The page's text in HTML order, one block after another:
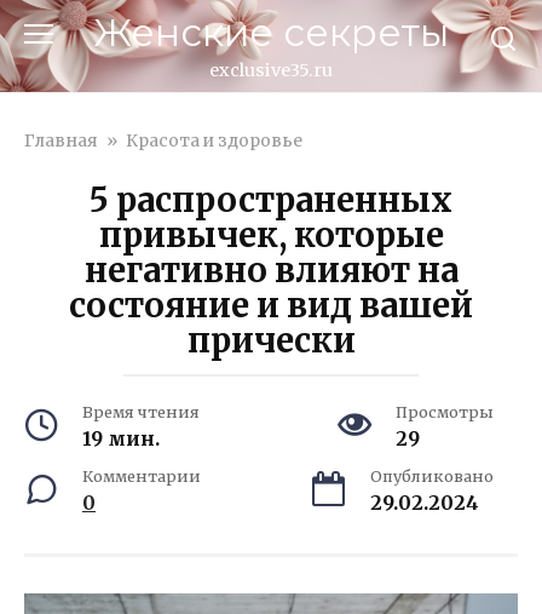
Перейти
к
контенту
Женские секреты
exclusive35.ru
Главная » Красота и здоровье
5 распространенных
привычек, которые
негативно влияют на
состояние и вид вашей
прически
Время чтения
19 мин.
Просмотры
29
Комментарии
0
Опубликовано
29.02.2024